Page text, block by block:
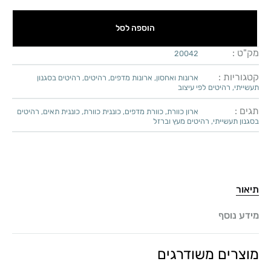
הוספה לסל
מק"ט : 20042
קטגוריות : ארונות ואחסון, ארונות מדפים, רהיטים, רהיטים בסגנון
תעשייתי, רהיטים לפי עיצוב
תגים : ארון כוורת, כוורת מדפים, כוננית כוורת, כוננית תאים, רהיטים
בסגנון תעשייתי, רהיטים מעץ וברזל
תיאור
מידע נוסף
מוצרים משודרגים